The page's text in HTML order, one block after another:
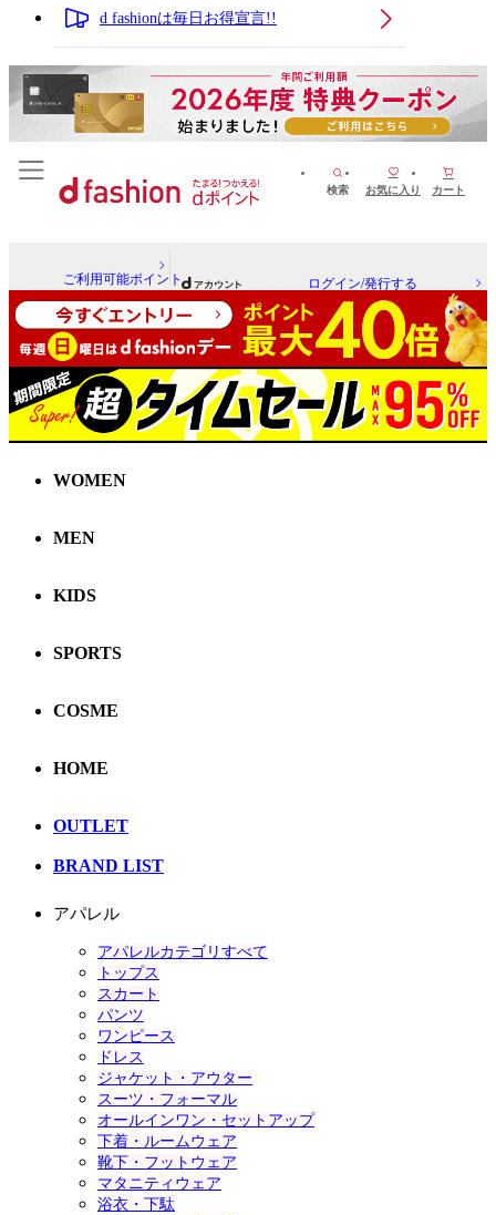
d fashionは毎日お得宣言!!
検索 お気に入り カート
ご利用可能ポイント ログイン/発行する
WOMEN
MEN
KIDS
SPORTS
COSME
HOME
OUTLET
BRAND LIST
アパレル
アパレルカテゴリすべて
トップス
スカート
パンツ
ワンピース
ドレス
ジャケット・アウター
スーツ・フォーマル
オールインワン・セットアップ
下着・ルームウェア
靴下・フットウェア
マタニティウェア
浴衣・下駄